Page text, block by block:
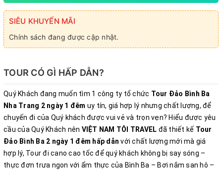
SIÊU KHUYẾN MÃI
Chính sách đang được cập nhật.
TOUR CÓ GÌ HẤP DẪN?
Quý Khách đang muốn tìm 1 công ty tổ chức Tour Đảo Bình Ba
Nha Trang 2 ngày 1 đêm uy tín, giá hợp lý nhưng chất lượng, để
chuyến đi của Quý khách được vui vẻ và trọn vẹn? Hiểu được yêu
cầu của Quý Khách nên VIỆT NAM TÔI TRAVEL đã thiết kế Tour
Đảo Bình Ba 2 ngày 1 đêm hấp dẫnvới chất lượng mới mà giá
hợp lý, Tour đi cano cao tốc để quý khách không bị say sóng –
thực đơn trưa ngon với ẩm thực của Bình Ba – Bơi nắm san hô –